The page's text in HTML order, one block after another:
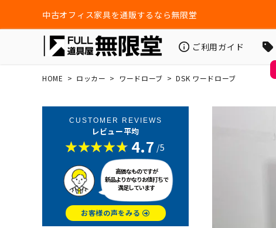
中古オフィス家具を通販するなら無限堂
ご利用ガイド
HOME ロッカー ワードローブ DSK ワードローブ
CUSTOMER REVIEWS
レビュー平均
4.7 /5
高価なものですが
新品よりかなりお値打ちで
満足しています
お客様の声をみる